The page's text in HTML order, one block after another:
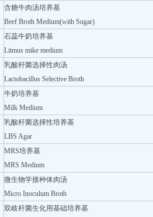
含糖牛肉汤培养基
Beef Broth Medium(with Sugar)
石蕊牛奶培养基
Litmus mike medium
乳酸杆菌选择性肉汤
Lactobacillus Selective Broth
牛奶培养基
Milk Medium
乳酸杆菌选择性培养基
LBS Agar
MRS培养基
MRS Medium
微生物学接种体肉汤
Micro Inoculum Broth
双岐杆菌生化用基础培养基